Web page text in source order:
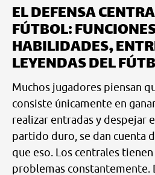
EL DEFENSA
FÚTBOL:
HABILIDADES,
LEYENDAS DEL
Muchos jugadores piensan
consiste únicamente en
realizar entradas y despejar
partido duro, se dan cuenta
que eso. Los centrales
problemas constantemente.